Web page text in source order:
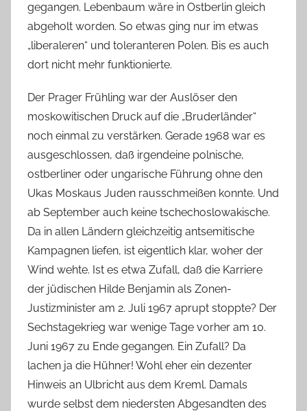
gegangen. Lebenbaum wäre in Ostberlin gleich
abgeholt worden. So etwas ging nur im etwas
„liberaleren“ und toleranteren Polen. Bis es auch
dort nicht mehr funktionierte.
Der Prager Frühling war der Auslöser den
moskowitischen Druck auf die „Bruderländer“
noch einmal zu verstärken. Gerade 1968 war es
ausgeschlossen, daß irgendeine polnische,
ostberliner oder ungarische Führung ohne den
Ukas Moskaus Juden rausschmeißen konnte. Und
ab September auch keine tschechoslowakische.
Da in allen Ländern gleichzeitig antsemitische
Kampagnen liefen, ist eigentlich klar, woher der
Wind wehte. Ist es etwa Zufall, daß die Karriere
der jüdischen Hilde Benjamin als Zonen-
Justizminister am 2. Juli 1967 aprupt stoppte? Der
Sechstagekrieg war wenige Tage vorher am 10.
Juni 1967 zu Ende gegangen. Ein Zufall? Da
lachen ja die Hühner! Wohl eher ein dezenter
Hinweis an Ulbricht aus dem Kreml. Damals
wurde selbst dem niedersten Abgesandten des